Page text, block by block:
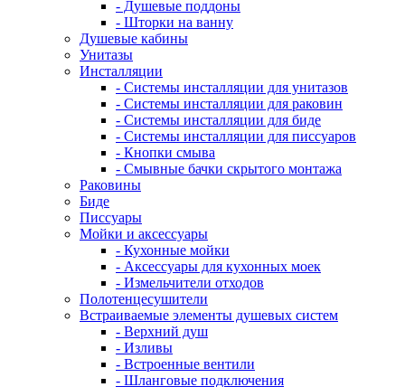
- Душевые поддоны
- Шторки на ванну
Душевые кабины
Унитазы
Инсталляции
- Системы инсталляции для унитазов
- Системы инсталляции для раковин
- Системы инсталляции для биде
- Системы инсталляции для писсуаров
- Кнопки смыва
- Смывные бачки скрытого монтажа
Раковины
Биде
Писсуары
Мойки и аксессуары
- Кухонные мойки
- Аксессуары для кухонных моек
- Измельчители отходов
Полотенцесушители
Встраиваемые элементы душевых систем
- Верхний душ
- Изливы
- Встроенные вентили
- Шланговые подключения